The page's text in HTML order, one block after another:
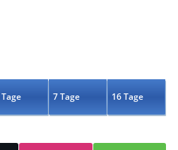
7 Tage 16 Tage